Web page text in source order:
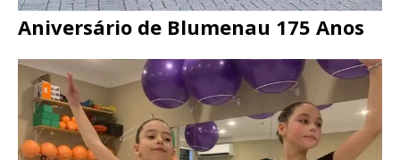
Aniversário de Blumenau 175 Anos